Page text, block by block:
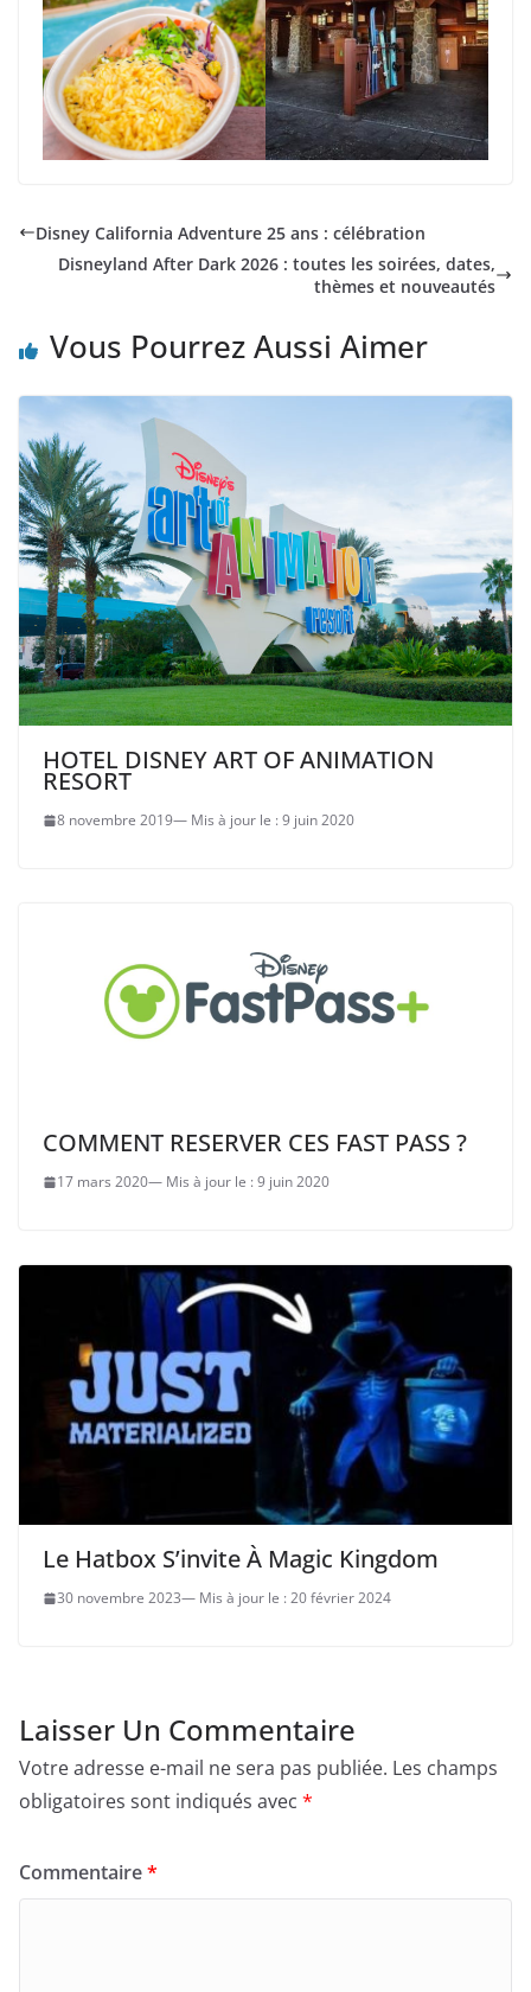
Disney California Adventure 25 ans : célébration
Disneyland After Dark 2026 : toutes les soirées, dates,
thèmes et nouveautés
Vous Pourrez Aussi Aimer
HOTEL DISNEY ART OF ANIMATION
RESORT
8 novembre 2019 9 juin 2020
COMMENT RESERVER CES FAST PASS ?
17 mars 2020 9 juin 2020
Le Hatbox S’invite À Magic Kingdom
30 novembre 2023 20 février 2024
Laisser Un Commentaire
Votre adresse e-mail ne sera pas publiée. Les champs
obligatoires sont indiqués avec *
Commentaire*